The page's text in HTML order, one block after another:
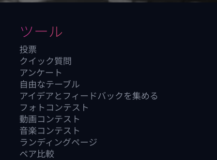
ツール
投票
クイック質問
アンケート
自由なテーブル
アイデアとフィードバックを集める
フォトコンテスト
動画コンテスト
音楽コンテスト
ランディングページ
ペア比較